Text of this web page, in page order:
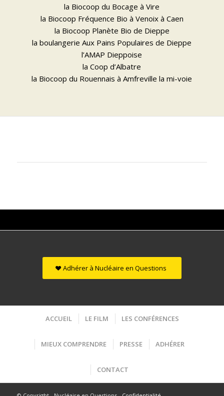
la Biocoop du Bocage à Vire
la Biocoop Fréquence Bio à Venoix à Caen
la Biocoop Planète Bio de Dieppe
la boulangerie Aux Pains Populaires de Dieppe
l’AMAP Dieppoise
la Coop d’Albatre
la Biocoop du Rouennais à Amfreville la mi-voie
Adhérer à Nucléaire en Questions
ACCUEIL LE FILM LES CONFÉRENCES
MIEUX COMPRENDRE PRESSE ADHÉRER
CONTACT